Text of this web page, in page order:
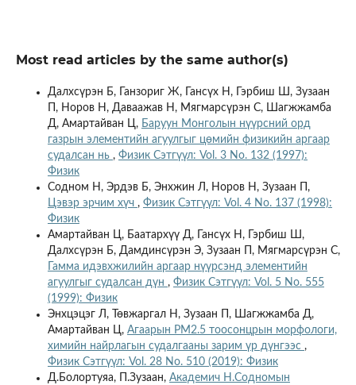
Most read articles by the same author(s)
Далхсүрэн Б, Ганзориг Ж, Гансүх Н, Гэрбиш Ш, Зузаан
П, Норов Н, Даваажав Н, Мягмарсүрэн С, Шагжжамба
Д, Амартайван Ц, Баруун Монголын нүүрсний орд
газрын элементийн агуулгыг цөмийн физикийн аргаар
судалсан нь , Физик Сэтгүүл: Vol. 3 No. 132 (1997):
Физик
Содном Н, Эрдэв Б, Энхжин Л, Норов Н, Зузаан П,
Цэвэр эрчим хүч , Физик Сэтгүүл: Vol. 4 No. 137 (1998):
Физик
Амартайван Ц, Баатархүү Д, Гансүх Н, Гэрбиш Ш,
Далхсүрэн Б, Дамдинсүрэн Э, Зузаан П, Мягмарсүрэн С,
Гамма идэвхжилийн аргаар нүүрсэнд элементийн
агуулгыг судалсан дүн , Физик Сэтгүүл: Vol. 5 No. 555
(1999): Физик
Энхцэцэг Л, Төвжаргал Н, Зузаан П, Шагжжамба Д,
Амартайван Ц, Агаарын PM2.5 тоосонцрын морфологи,
химийн найрлагын судалгааны зарим үр дүнгээс ,
Физик Сэтгүүл: Vol. 28 No. 510 (2019): Физик
Д.Болортуяа, П.Зузаан, Академич Н.Содномын